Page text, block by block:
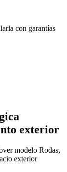
con garantías
exterior
modelo Rodas,
exterior